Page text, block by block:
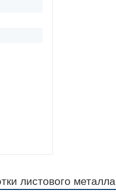
листового металла